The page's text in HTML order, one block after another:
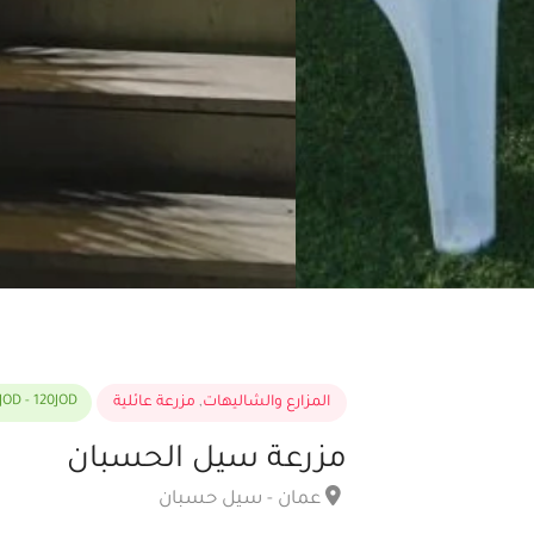
المزارع والشاليهات, مزرعة عائلية - 120JOD
مزرعة سيل الحسبان
عمان - سيل حسبان